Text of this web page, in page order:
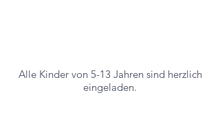
Alle Kinder von 5-13 Jahren sind herzlich
eingeladen.